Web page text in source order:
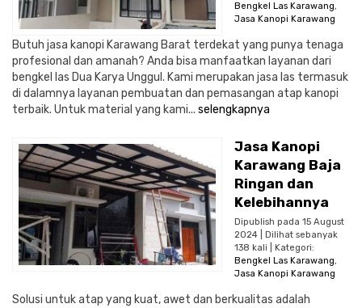
Bengkel Las Karawang,
Jasa Kanopi Karawang
Butuh jasa kanopi Karawang Barat terdekat yang punya tenaga
profesional dan amanah? Anda bisa manfaatkan layanan dari
bengkel las Dua Karya Unggul. Kami merupakan jasa las termasuk
di dalamnya layanan pembuatan dan pemasangan atap kanopi
terbaik. Untuk material yang kami... selengkapnya
Jasa Kanopi
Karawang Baja
Ringan dan
Kelebihannya
Dipublish pada 15 August
2024 | Dilihat sebanyak
138 kali | Kategori:
Bengkel Las Karawang,
Jasa Kanopi Karawang
Solusi untuk atap yang kuat, awet dan berkualitas adalah